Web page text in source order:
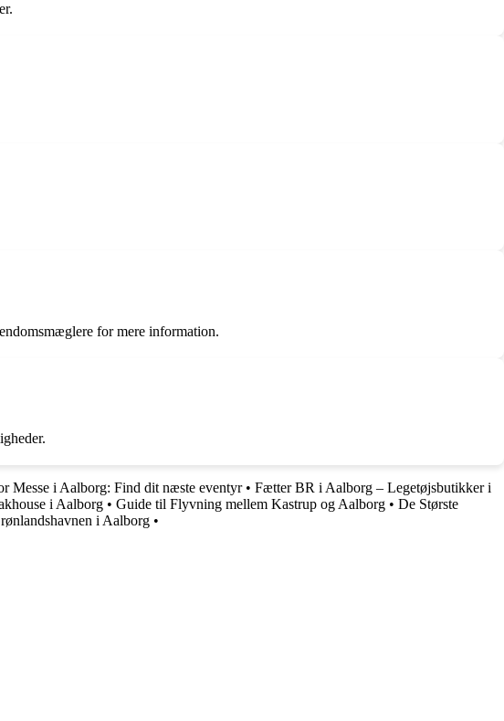
for mere information.
Messe i Aalborg: Find dit næste eventyr• Fætter BR i Aalborg – Legetøjsbutikker i
i Aalborg • Guide til Flyvning mellem Kastrup og Aalborg • De Største
i Aalborg •